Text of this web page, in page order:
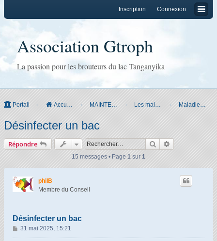
Connexion
Inscription
Association Gtroph
La passion pour les brouteurs du lac Tanganyika
Portail Accueil du forum MAINTENANCE Les maintenir Maladies et traitements
Désinfecter un bac
Répondre Rechercher
15 messages • Page 1 sur 1
philB
Membre du Conseil
Désinfecter un bac
M
e
31 mai 2025, 15:21